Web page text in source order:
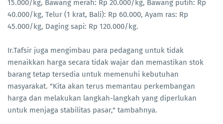
15.000/kg, Bawang merah: Rp 20.000/kg, Bawang putih: Rp
40.000/kg, Telur (1 krat, Bali): Rp 60.000, Ayam ras: Rp
45.000/kg, Daging sapi: Rp 120.000/kg.
Ir.Tafsir juga mengimbau para pedagang untuk tidak
menaikkan harga secara tidak wajar dan memastikan stok
barang tetap tersedia untuk memenuhi kebutuhan
masyarakat. "Kita akan terus memantau perkembangan
harga dan melakukan langkah-langkah yang diperlukan
untuk menjaga stabilitas pasar," tambahnya.